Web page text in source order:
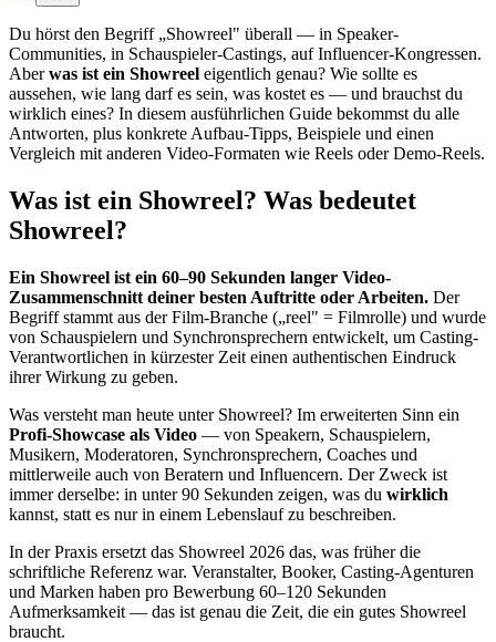
Du hörst den Begriff „Showreel" überall — in Speaker-
Communities, in Schauspieler-Castings, auf Influencer-Kongressen.
Aberwas ist ein Showreel eigentlich genau? Wie sollte es
aussehen, wie lang darf es sein, was kostet es — und brauchst du
wirklich eines? In diesem ausführlichen Guide bekommst du alle
Antworten, plus konkrete Aufbau-Tipps, Beispiele und einen
Vergleich mit anderen Video-Formaten wie Reels oder Demo-Reels.
Was ist ein Showreel? Was bedeutet
Showreel?
Ein Showreel ist ein 60–90 Sekunden langer Video-
Zusammenschnitt deiner besten Auftritte oder Arbeiten. Der
Begriff stammt aus der Film-Branche („reel" = Filmrolle) und wurde
von Schauspielern und Synchronsprechern entwickelt, um Casting-
Verantwortlichen in kürzester Zeit einen authentischen Eindruck
ihrer Wirkung zu geben.
Was versteht man heute unter Showreel? Im erweiterten Sinn ein
Profi-Showcase als Video — von Speakern, Schauspielern,
Musikern, Moderatoren, Synchronsprechern, Coaches und
mittlerweile auch von Beratern und Influencern. Der Zweck ist
immer derselbe: in unter 90 Sekunden zeigen, was du wirklich
kannst, statt es nur in einem Lebenslauf zu beschreiben.
In der Praxis ersetzt das Showreel 2026 das, was früher die
schriftliche Referenz war. Veranstalter, Booker, Casting-Agenturen
und Marken haben pro Bewerbung 60–120 Sekunden
Aufmerksamkeit — das ist genau die Zeit, die ein gutes Showreel
braucht.